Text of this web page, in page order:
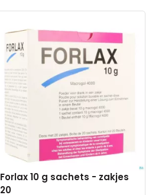
Forlax 10 g sachets - zakjes
20